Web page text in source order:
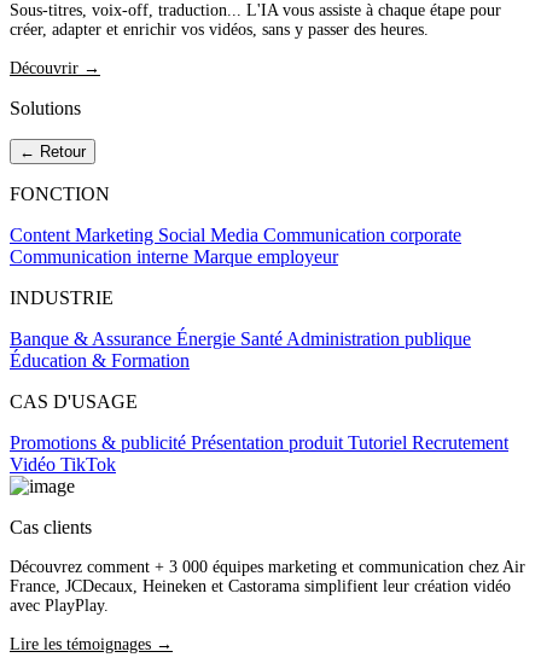
Sous-titres, voix-off, traduction... L'IA vous assiste à chaque étape pour
créer, adapter et enrichir vos vidéos, sans y passer des heures.
Découvrir →
Solutions
← Retour
FONCTION
Content Marketing Social Media Communication corporate
Communication interne Marque employeur
INDUSTRIE
Banque & Assurance Énergie Santé Administration publique
Éducation & Formation
CAS D'USAGE
Promotions & publicité Présentation produit Tutoriel Recrutement
Vidéo TikTok
Cas clients
Découvrez comment + 3 000 équipes marketing et communication chez Air
France, JCDecaux, Heineken et Castorama simplifient leur création vidéo
avec PlayPlay.
Lire les témoignages →